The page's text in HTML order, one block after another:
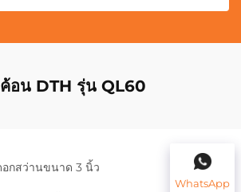
อน DTH รุ่น QL60
กสว่านขนาด 3 นิ้ว
WhatsApp